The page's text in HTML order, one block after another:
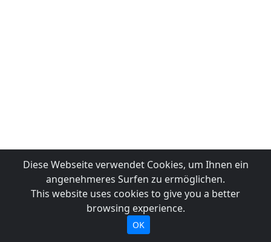
Diese Webseite verwendet Cookies, um Ihnen ein
angenehmeres Surfen zu ermöglichen.
This website uses cookies to give you a better
browsing experience.
OK